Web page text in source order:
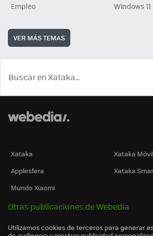
Empleo
Windows 11
VER MÁS TEMAS
Xataka
Xataka Móvil
Applesfera
Xataka
Mundo Xiaomi
Otras publicaciones de Webedia
Utilizamos cookies de terceros para generar